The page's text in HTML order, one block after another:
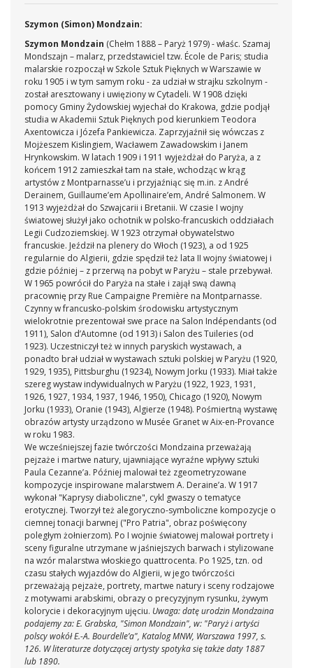
Szymon (Simon) Mondzain:
Szymon Mondzain (Chełm 1888 – Paryż 1979) - właśc. Szamaj
Mondszajn – malarz, przedstawiciel tzw. École de Paris; studia
malarskie rozpoczął w Szkole Sztuk Pięknych w Warszawie w
roku 1905 i w tym samym roku - za udział w strajku szkolnym -
został aresztowany i uwięziony w Cytadeli. W 1908 dzięki
pomocy Gminy Żydowskiej wyjechał do Krakowa, gdzie podjął
studia w Akademii Sztuk Pięknych pod kierunkiem Teodora
Axentowicza i Józefa Pankiewicza. Zaprzyjaźnił się wówczas z
Mojżeszem Kislingiem, Wacławem Zawadowskim i Janem
Hrynkowskim. W latach 1909 i 1911 wyjeżdżał do Paryża, a z
końcem 1912 zamieszkał tam na stałe, wchodząc w krąg
artystów z Montparnasse’u i przyjaźniąc się m.in. z André
Derainem, Guillaume’em Apollinaire’em, André Salmonem. W
1913 wyjeżdżał do Szwajcarii i Bretanii. W czasie I wojny
światowej służył jako ochotnik w polsko-francuskich oddziałach
Legii Cudzoziemskiej. W 1923 otrzymał obywatelstwo
francuskie. Jeździł na plenery do Włoch (1923), a od 1925
regularnie do Algierii, gdzie spędził też lata II wojny światowej i
gdzie później – z przerwą na pobyt w Paryżu – stale przebywał.
W 1965 powrócił do Paryża na stałe i zajął swą dawną
pracownię przy Rue Campaigne Première na Montparnasse.
Czynny w francusko-polskim środowisku artystycznym
wielokrotnie prezentował swe prace na Salon Indépendants (od
1911), Salon d’Automne (od 1913) i Salon des Tuileries (od
1923). Uczestniczył też w innych paryskich wystawach, a
ponadto brał udział w wystawach sztuki polskiej w Paryżu (1920,
1929, 1935), Pittsburghu (19234), Nowym Jorku (1933). Miał także
szereg wystaw indywidualnych w Paryżu (1922, 1923, 1931,
1926, 1927, 1934, 1937, 1946, 1950), Chicago (1920), Nowym
Jorku (1933), Oranie (1943), Algierze (1948). Pośmiertną wystawę
obrazów artysty urządzono w Musée Granet w Aix-en-Provance
w roku 1983.
We wcześniejszej fazie twórczości Mondzaina przeważają
pejzaże i martwe natury, ujawniające wyraźne wpływy sztuki
Paula Cezanne’a. Później malował też zgeometryzowane
kompozycje inspirowane malarstwem A. Deraine’a. W 1917
wykonał "Kaprysy diaboliczne", cykl gwaszy o tematyce
erotycznej. Tworzył też alegoryczno-symboliczne kompozycje o
ciemnej tonacji barwnej ("Pro Patria", obraz poświęcony
poległym żołnierzom). Po I wojnie światowej malował portrety i
sceny figuralne utrzymane w jaśniejszych barwach i stylizowane
na wzór malarstwa włoskiego quattrocenta. Po 1925, tzn. od
czasu stałych wyjazdów do Algierii, w jego twórczości
przeważają pejzaże, portrety, martwe natury i sceny rodzajowe
z motywami arabskimi, obrazy o precyzyjnym rysunku, żywym
kolorycie i dekoracyjnym ujęciu. Uwaga: datę urodzin Mondzaina
podajemy za: E. Grabska, "Simon Mondzain", w: "Paryż i artyści
polscy wokół E.-A. Bourdelle’a", Katalog MNW, Warszawa 1997, s.
126. W literaturze dotyczącej artysty spotyka się także daty 1887
lub 1890.